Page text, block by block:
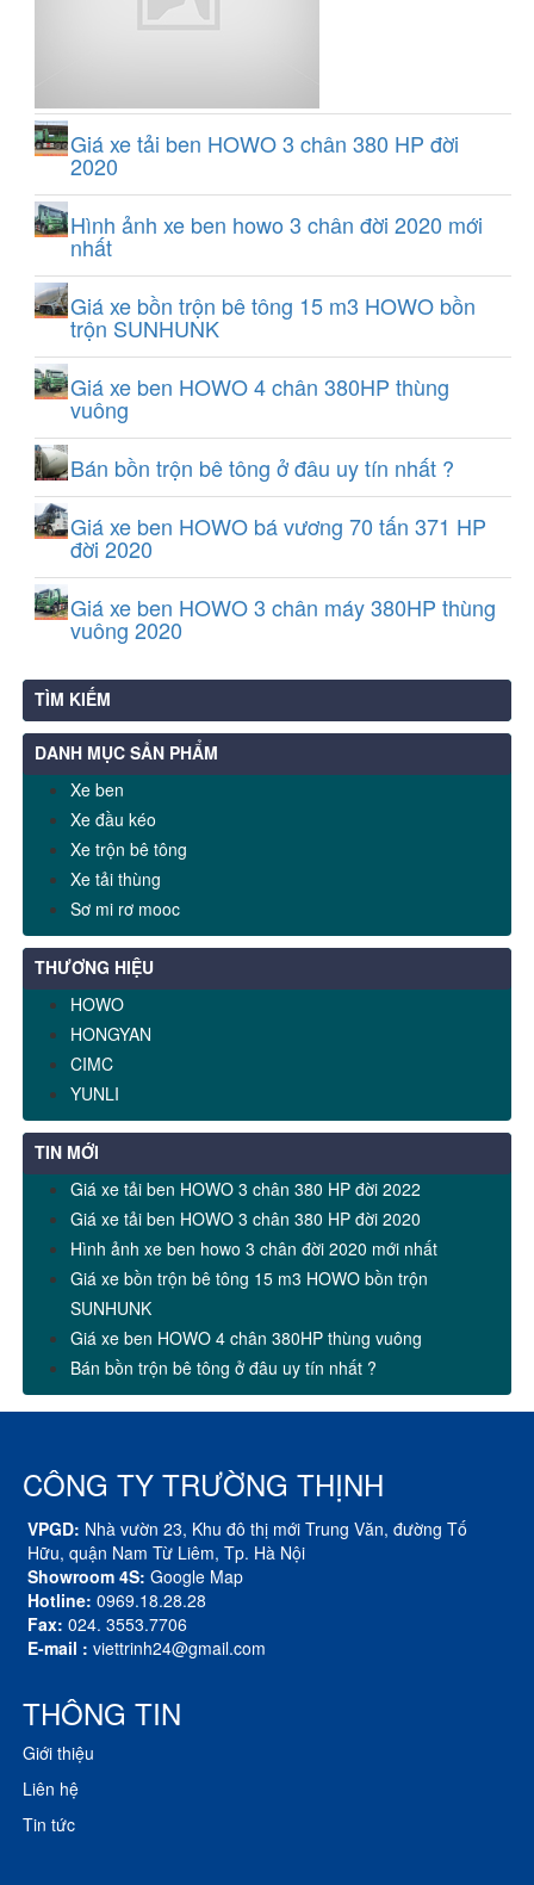
Giá xe tải ben HOWO 3 chân 380 HP đời
2020
Hình ảnh xe ben howo 3 chân đời 2020 mới
nhất
Giá xe bồn trộn bê tông 15 m3 HOWO bồn
trộn SUNHUNK
Giá xe ben HOWO 4 chân 380HP thùng
vuông
Bán bồn trộn bê tông ở đâu uy tín nhất ?
Giá xe ben HOWO bá vương 70 tấn 371 HP
đời 2020
Giá xe ben HOWO 3 chân máy 380HP thùng
vuông 2020
TÌM KIẾM
DANH MỤC SẢN PHẨM
Xe ben
Xe đầu kéo
Xe trộn bê tông
Xe tải thùng
Sơ mi rơ mooc
THƯƠNG HIỆU
HOWO
HONGYAN
CIMC
YUNLI
TIN MỚI
Giá xe tải ben HOWO 3 chân 380 HP đời 2022
Giá xe tải ben HOWO 3 chân 380 HP đời 2020
Hình ảnh xe ben howo 3 chân đời 2020 mới nhất
Giá xe bồn trộn bê tông 15 m3 HOWO bồn trộn
SUNHUNK
Giá xe ben HOWO 4 chân 380HP thùng vuông
Bán bồn trộn bê tông ở đâu uy tín nhất ?
CÔNG TY TRƯỜNG THỊNH
VPGD: Nhà vườn 23, Khu đô thị mới Trung Văn, đường Tố
Hữu, quận Nam Từ Liêm, Tp. Hà Nội
Showroom 4S: Google Map
Hotline: 0969.18.28.28
Fax: 024. 3553.7706
E-mail : viettrinh24@gmail.com
THÔNG TIN
Giới thiệu
Liên hệ
Tin tức